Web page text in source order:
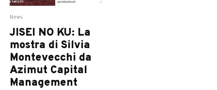
News
JISEI NO KU: La
mostra di Silvia
Montevecchi da
Azimut Capital
Management